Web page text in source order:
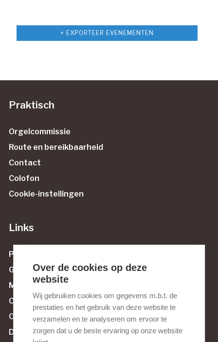
Evenementen+ EXPORTEER EVENEMENTEN
Praktisch
Orgelcommissie
Route en bereikbaarheid
Contact
Colofon
Cookie-instellingen
Links
Protestantse Gemeente Maassluis
Govert van Wijnstichting
Muziek tussen Maas en Sluis
Culturele Raad Maassluis
Orgelnieuws.nl
De Orgelvriend
Over de cookies op deze
website
Wij gebruiken cookies om gegevens m.b.t. de
prestaties en het gebruik van deze website te
verzamelen en te analyseren om ervoor te
zorgen dat u de beste ervaring op onze website